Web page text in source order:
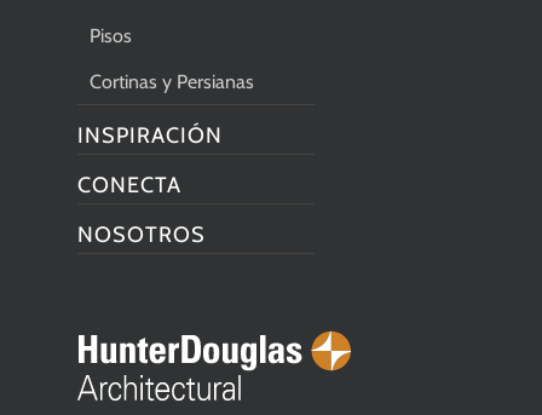
Pisos
Cortinas y Persianas
INSPIRACIÓN
CONECTA
NOSOTROS